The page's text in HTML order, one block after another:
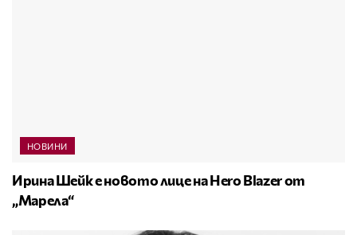
НОВИНИ
Ирина Шейк е новото лице на Hero Blazer от
„Марела“